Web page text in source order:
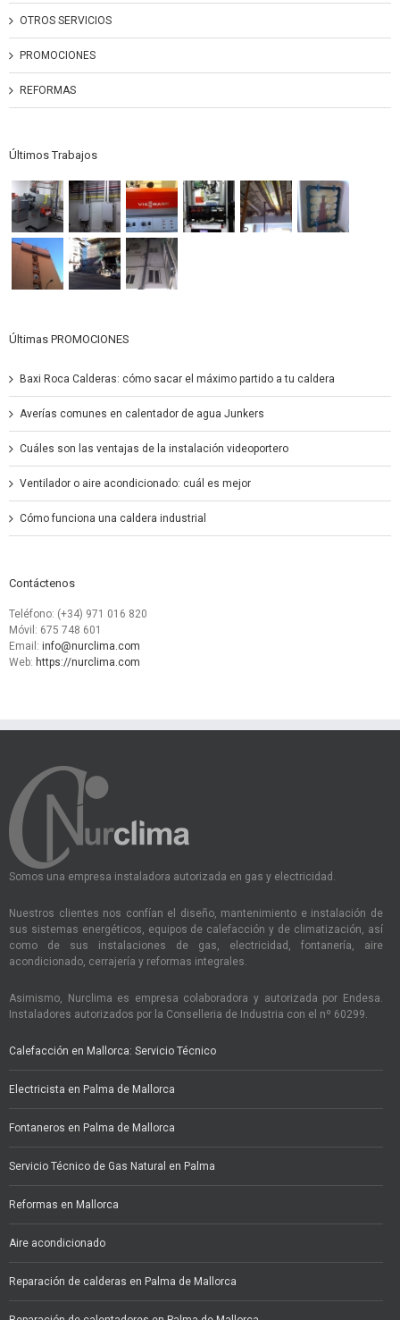
OTROS SERVICIOS
PROMOCIONES
REFORMAS
Últimos Trabajos
Últimas PROMOCIONES
Baxi Roca Calderas: cómo sacar el máximo partido a tu caldera
Averías comunes en calentador de agua Junkers
Cuáles son las ventajas de la instalación videoportero
Ventilador o aire acondicionado: cuál es mejor
Cómo funciona una caldera industrial
Contáctenos
Teléfono: (+34) 971 016 820
Móvil: 675 748 601
Email: info@nurclima.com
Web: https://nurclima.com
Somos una empresa instaladora autorizada en gas y electricidad.
Nuestros clientes nos confían el diseño, mantenimiento e instalación de
sus sistemas energéticos, equipos de calefacción y de climatización, así
como de sus instalaciones de gas, electricidad, fontanería, aire
acondicionado, cerrajería y reformas integrales.
Asimismo, Nurclima es empresa colaboradora y autorizada por Endesa.
Instaladores autorizados por la Conselleria de Industria con el nº 60299.
Calefacción en Mallorca: Servicio Técnico
Electricista en Palma de Mallorca
Fontaneros en Palma de Mallorca
Servicio Técnico de Gas Natural en Palma
Reformas en Mallorca
Aire acondicionado
Reparación de calderas en Palma de Mallorca